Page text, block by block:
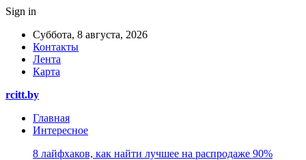
Sign in
Суббота, 8 августа, 2026
Контакты
Лента
Карта
rcitt.by
Главная
Интересное
8 лайфхаков, как найти лучшее на распродаже 90%